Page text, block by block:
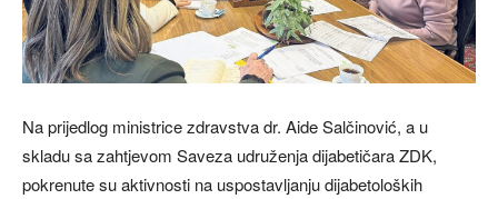
Na prijedlog ministrice zdravstva dr. Aide Salčinović, a u
skladu sa zahtjevom Saveza udruženja dijabetičara ZDK,
pokrenute su aktivnosti na uspostavljanju dijabetoloških